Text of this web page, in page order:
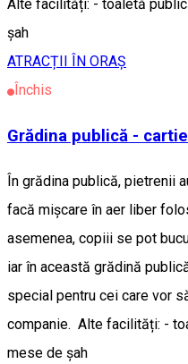
Alte facilități: - toaletă
șah
ATRACȚII ÎN ORAȘ
Închis
Grădina publică -
În grădina publică, pietrenii
facă mișcare în aer liber
asemenea, copiii se pot
iar în această grădină
special pentru cei care vor
companie. Alte facilități: -
mese de șah